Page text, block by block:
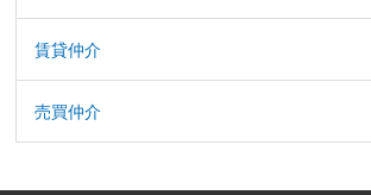
賃貸仲介
売買仲介